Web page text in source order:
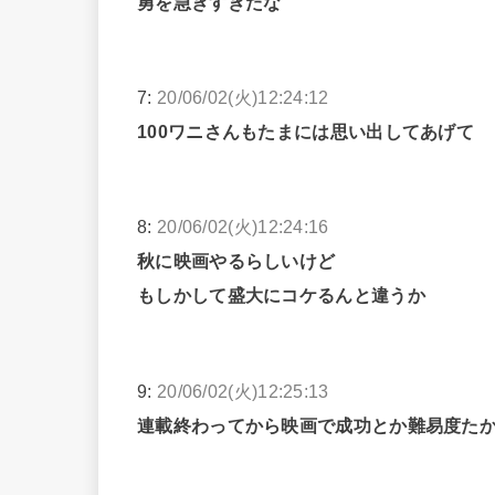
7: 20/06/02(火)12:24:12
100ワニさんもたまには思い出してあげて
8: 20/06/02(火)12:24:16
秋に映画やるらしいけど
もしかして盛大にコケるんと違うか
9: 20/06/02(火)12:25:13
連載終わってから映画で成功とか難易度た